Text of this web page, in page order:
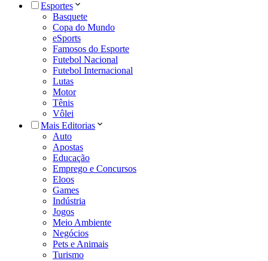
Esportes
Basquete
Copa do Mundo
eSports
Famosos do Esporte
Futebol Nacional
Futebol Internacional
Lutas
Motor
Tênis
Vôlei
Mais Editorias
Auto
Apostas
Educação
Emprego e Concursos
Eloos
Games
Indústria
Jogos
Meio Ambiente
Negócios
Pets e Animais
Turismo